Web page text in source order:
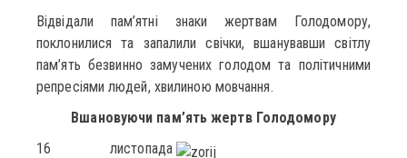
Відвідали пам’ятні знаки жертвам Голодомору,
поклонилися та запалили свічки, вшанувавши світлу
пам’ять безвинно замучених голодом та політичними
репресіями людей, хвилиною мовчання.
Вшановуючи пам’ять жертв Голодомору
16 листопада